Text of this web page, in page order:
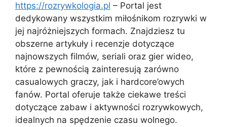
https://rozrywkologia.pl – Portal jest
dedykowany wszystkim miłośnikom rozrywki w
jej najróżniejszych formach. Znajdziesz tu
obszerne artykuły i recenzje dotyczące
najnowszych filmów, seriali oraz gier wideo,
które z pewnością zainteresują zarówno
casualowych graczy, jak i hardcore’owych
fanów. Portal oferuje także ciekawe treści
dotyczące zabaw i aktywności rozrywkowych,
idealnych na spędzenie czasu wolnego.